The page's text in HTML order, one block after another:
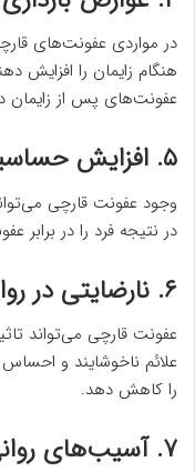
در مواردی عفونت‌های
هنگام زایمان را افزایش
عفونت‌های پس از زایمان در
۵. افزایش حساسیت به دیگر عفونت‌ها
وجود عفونت قارچی
در نتیجه فرد را در برابر
۶. نارضایتی در روابط جنسی
عفونت قارچی می‌تواند
علائم ناخوشایند و
را کاهش دهد.
۷. آسیب‌های روانی